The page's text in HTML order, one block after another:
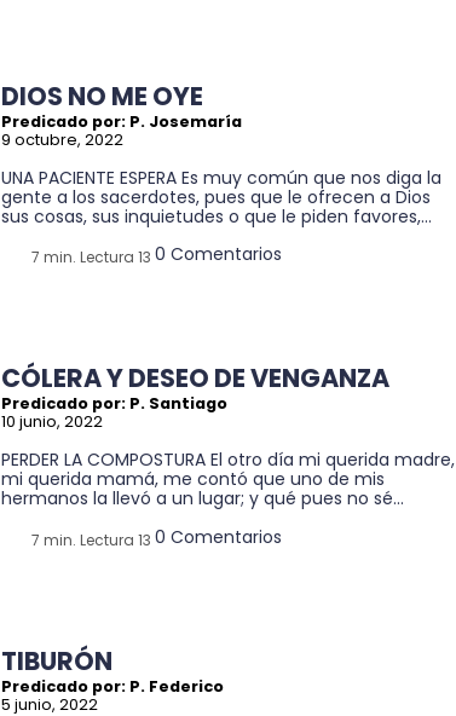
DIOS NO ME OYE
Predicado por: P. Josemaría
9 octubre, 2022
UNA PACIENTE ESPERA Es muy común que nos diga la
gente a los sacerdotes, pues que le ofrecen a Dios
sus cosas, sus inquietudes o que le piden favores,...
7 min. Lectura 13 0 Comentarios
CÓLERA Y DESEO DE VENGANZA
Predicado por: P. Santiago
10 junio, 2022
PERDER LA COMPOSTURA El otro día mi querida madre,
mi querida mamá, me contó que uno de mis
hermanos la llevó a un lugar; y qué pues no sé...
7 min. Lectura 13 0 Comentarios
TIBURÓN
Predicado por: P. Federico
5 junio, 2022